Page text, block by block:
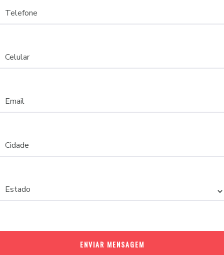
Telefone
Celular
Email
Cidade
Estado
ENVIAR MENSAGEM